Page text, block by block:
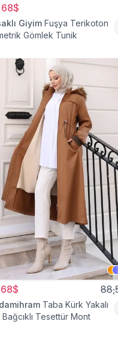
Giyim Fuşya Terikoton
Gömlek Tunik
Taba Kürk Yakalı
Bağcıklı Tesettür Mont